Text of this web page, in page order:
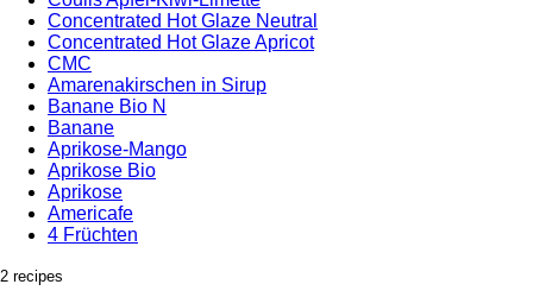
Concentrated Hot Glaze Neutral
Concentrated Hot Glaze Apricot
CMC
Amarenakirschen in Sirup
Banane Bio N
Banane
Aprikose-Mango
Aprikose Bio
Aprikose
Americafe
4 Früchten
2 recipes